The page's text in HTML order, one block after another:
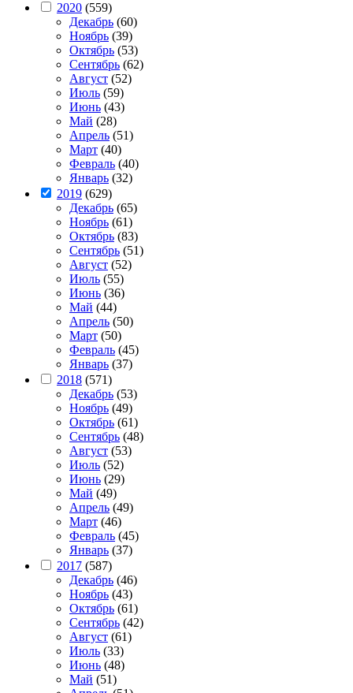
2020 (559)
Декабрь (60)
Ноябрь (39)
Октябрь (53)
Сентябрь (62)
Август (52)
Июль (59)
Июнь (43)
Май (28)
Апрель (51)
Март (40)
Февраль (40)
Январь (32)
2019 (629)
Декабрь (65)
Ноябрь (61)
Октябрь (83)
Сентябрь (51)
Август (52)
Июль (55)
Июнь (36)
Май (44)
Апрель (50)
Март (50)
Февраль (45)
Январь (37)
2018 (571)
Декабрь (53)
Ноябрь (49)
Октябрь (61)
Сентябрь (48)
Август (53)
Июль (52)
Июнь (29)
Май (49)
Апрель (49)
Март (46)
Февраль (45)
Январь (37)
2017 (587)
Декабрь (46)
Ноябрь (43)
Октябрь (61)
Сентябрь (42)
Август (61)
Июль (33)
Июнь (48)
Май (51)